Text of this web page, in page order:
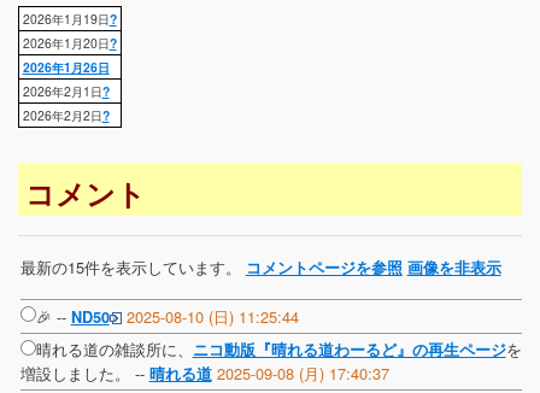
2026年1月19日?
2026年1月20日?
2026年1月26日
2026年2月1日?
2026年2月2日?
コメント
最新の15件を表示しています。 コメントページを参照 画像を非表示
🎉 -- ND50
2025-08-10 (日) 11:25:44
晴れる道の雑談所に、
ニコ動版『晴れる道わーるど』の再生ページを
増設しました。 -- 晴れる道 2025-09-08 (月) 17:40:37